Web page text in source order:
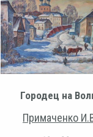
Городец на
Примаченко